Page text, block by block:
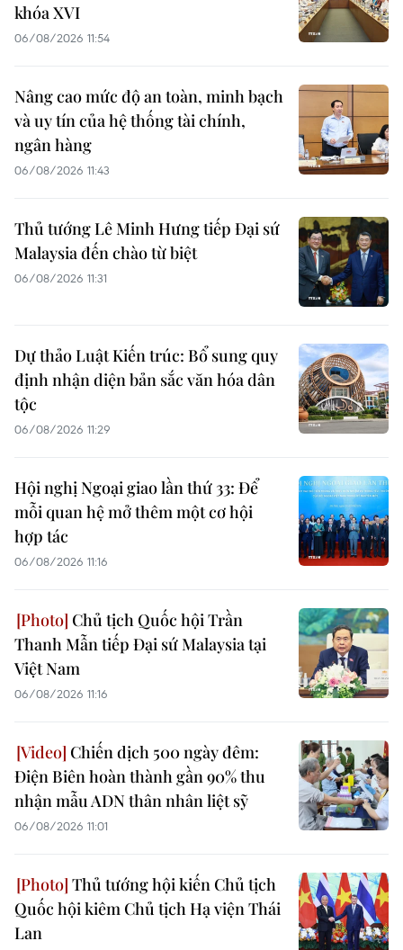
khóa XVI
06/08/2026 11:54
Nâng cao mức độ an toàn, minh bạch
và uy tín của hệ thống tài chính,
ngân hàng
06/08/2026 11:43
Thủ tướng Lê Minh Hưng tiếp Đại sứ
Malaysia đến chào từ biệt
06/08/2026 11:31
Dự thảo Luật Kiến trúc: Bổ sung quy
định nhận diện bản sắc văn hóa dân
tộc
06/08/2026 11:29
Hội nghị Ngoại giao lần thứ 33: Để
mỗi quan hệ mở thêm một cơ hội
hợp tác
06/08/2026 11:16
Chủ tịch Quốc hội Trần
Thanh Mẫn tiếp Đại sứ Malaysia tại
Việt Nam
06/08/2026 11:16
Chiến dịch 500 ngày đêm:
Điện Biên hoàn thành gần 90% thu
nhận mẫu ADN thân nhân liệt sỹ
06/08/2026 11:01
Thủ tướng hội kiến Chủ tịch
Quốc hội kiêm Chủ tịch Hạ viện Thái
Lan